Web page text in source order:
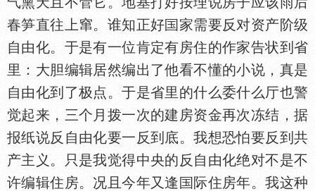
春笋直往上窜。谁知正好
家需要反对资产阶级
自由化。于是有一位肯定有房住的作家告状到省
里：大胆编辑居然编出了他看不懂的小说，真是
自由化到了极点。于是省里的什么委什么厅也警
觉起来，三个月拨一次的建房资金再次冻结，据
报纸说反自由化要一反到底。我想恐怕要反到共
产主义。只是我觉得中央的反自由化绝对不是不
许编辑住房。况且今年又逢
际住房年。我这种